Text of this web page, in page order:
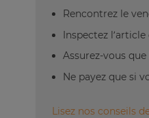
Rencontrez le
Inspectez
Assurez-vous
Ne payez que si
Lisez nos conseils